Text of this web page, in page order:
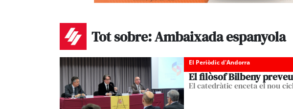
Tot sobre: Ambaixada espanyola
El Periòdic d'Andorra
El filòsof Bilbeny
El catedràtic enceta el nou